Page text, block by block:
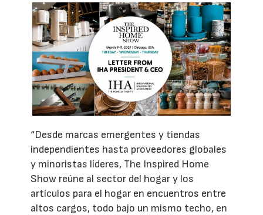
“Desde marcas emergentes y tiendas
independientes hasta proveedores globales
y minoristas líderes, The Inspired Home
Show reúne al sector del hogar y los
artículos para el hogar en encuentros entre
altos cargos, todo bajo un mismo techo, en